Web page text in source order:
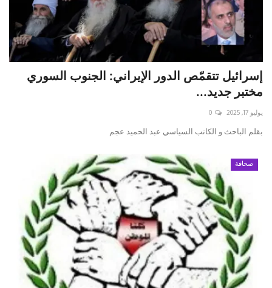
إسرائيل تتقمّص الدور الإيراني: الجنوب السوري
مختبر جديد...
يوليو 17, 2025 0
بقلم الباحث و الكاتب السياسي عبد الحميد عجم
صحافة